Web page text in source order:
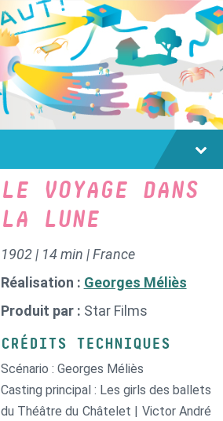
LE VOYAGE DANS
LA LUNE
1902 | 14 min | France
Réalisation : Georges Méliès
Produit par : Star Films
CRÉDITS TECHNIQUES
Scénario : Georges Méliès
Casting principal : Les girls des ballets
du Théâtre du Châtelet | Victor André